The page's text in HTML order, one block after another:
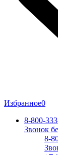
Избранное0
8-800-
Звонок
8-